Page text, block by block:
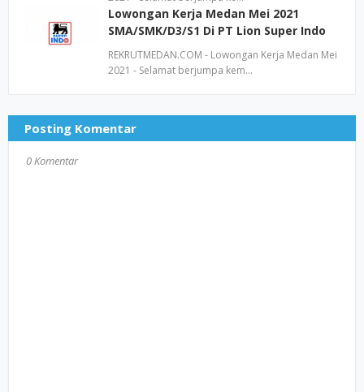
Lowongan Kerja Medan Mei 2021
SMA/SMK/D3/S1 Di PT Lion Super Indo
REKRUTMEDAN.COM - Lowongan Kerja Medan Mei
2021 - Selamat berjumpa kem…
Posting Komentar
0 Komentar